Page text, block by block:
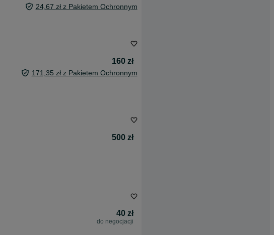
24,67 zł z Pakietem Ochronnym
160 zł
171,35 zł z Pakietem Ochronnym
500 zł
40 zł
do negocjacji